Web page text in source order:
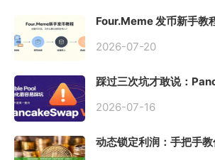
Four.Meme 发币新手教
2026-07-20
踩过三次坑才敢说：
初始化
2026-07-16
动态锁定利润：手把手